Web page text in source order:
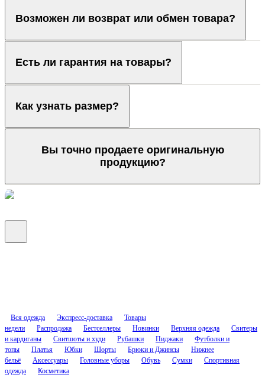
Возможен ли возврат или обмен товара?
Есть ли гарантия на товары?
Как узнать размер?
Вы точно продаете оригинальную
продукцию?
Вся одежда Экспресс-доставка
Товары
недели
Распродажа Бестселлеры Новинки Верхняя одежда
Свитеры
и кардиганы
Свитшоты и худи Рубашки Пиджаки
Футболки и
топы
Платья Юбки Шорты Брюки и Джинсы
Нижнее
бельё
Аксессуары Головные уборы Обувь Сумки
Спортивная
одежда
Косметика